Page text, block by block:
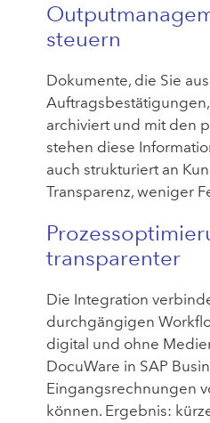
steuern
Dokumente, die Sie
archiviert und mit den
stehen diese
auch strukturiert an
Transparenz, weniger
transparenter
Die Integration
durchgängigen
digital und ohne
DocuWare in SAP
Eingangsrechnungen
können. Ergebnis: